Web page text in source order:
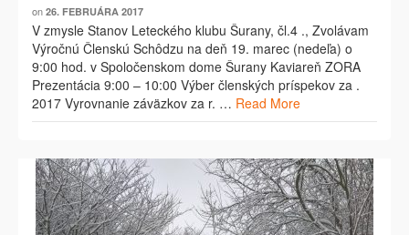
on 26. FEBRUÁRA 2017
V zmysle Stanov Leteckého klubu Šurany, čl.4 ., Zvolávam
Výročnú Členskú Schôdzu na deň 19. marec (nedeľa) o
9:00 hod. v Spoločenskom dome Šurany Kaviareň ZORA
Prezentácia 9:00 – 10:00 Výber členských príspekov za .
2017 Vyrovnanie záväzkov za r. … Read More